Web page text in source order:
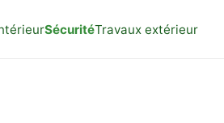
SécuritéTravaux extérieur